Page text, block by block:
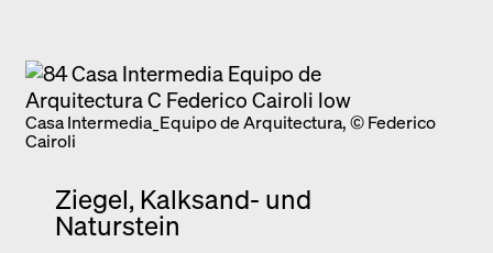
Casa Intermedia_Equipo de Arquitectura, © Federico
Cairoli
Ziegel, Kalksand- und
Naturstein